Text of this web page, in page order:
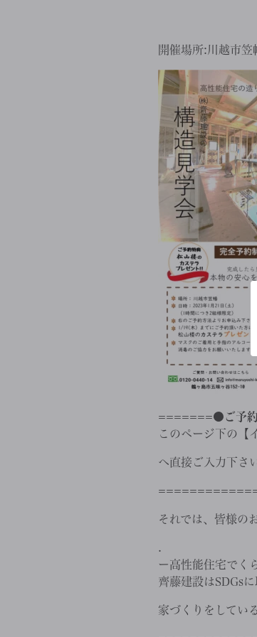
開催場所:川越市笠
=======●ご予
このページ下の【
へ直接ご入力下さ
それでは、皆様の
.
ー高性能住宅でく
齊藤建設はSDGs
家づくりをしてい